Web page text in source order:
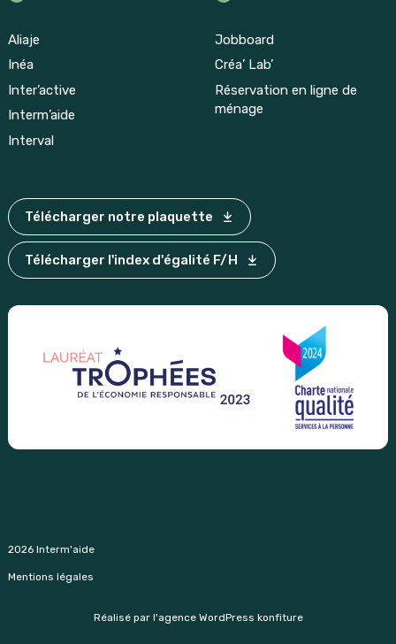
Aliaje
Inéa
Inter’active
Interm’aide
Interval
Jobboard
Créa’ Lab’
Réservation en ligne de
ménage
Télécharger notre plaquette
Télécharger l'index d'égalité F/H
2026 Interm'aide
Mentions légales
Réalisé par l'agence WordPress konfiture